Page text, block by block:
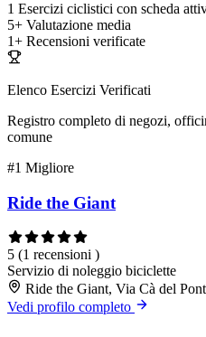
1 Esercizi ciclistici con scheda
5+ Valutazione media
1+ Recensioni verificate
Elenco Esercizi Verificati
Registro completo di negozi,
comune
#1 Migliore
Ride the Giant
5 (1 recensioni )
Servizio di noleggio biciclette
Ride the Giant, Via Cà del
Vedi profilo completo